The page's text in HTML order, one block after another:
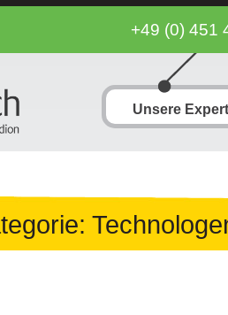
+49 (0) 451
Unsere